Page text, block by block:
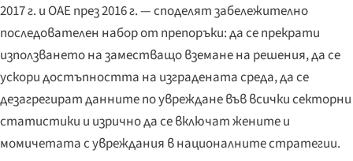
2017 г. и ОАЕ през 2016 г. — споделят забележително
последователен набор от препоръки: да се прекрати
използването на заместващо вземане на решения, да се
ускори достъпността на изградената среда, да се
дезагрегират данните по увреждане във всички секторни
статистики и изрично да се включат жените и
момичетата с увреждания в националните стратегии.